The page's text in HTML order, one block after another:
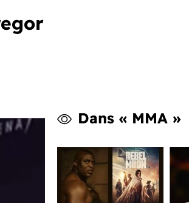
Dans « MMA »